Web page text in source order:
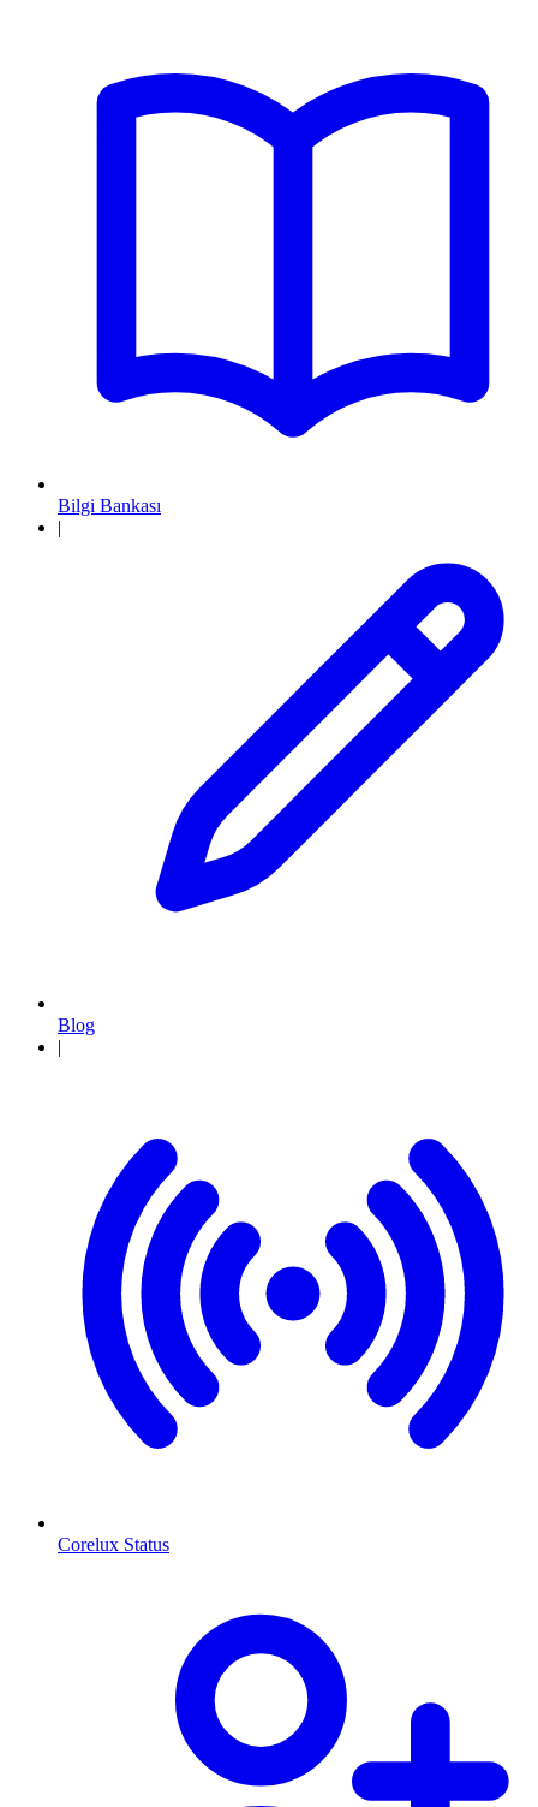
Bilgi Bankası
|
Blog
|
Corelux Status